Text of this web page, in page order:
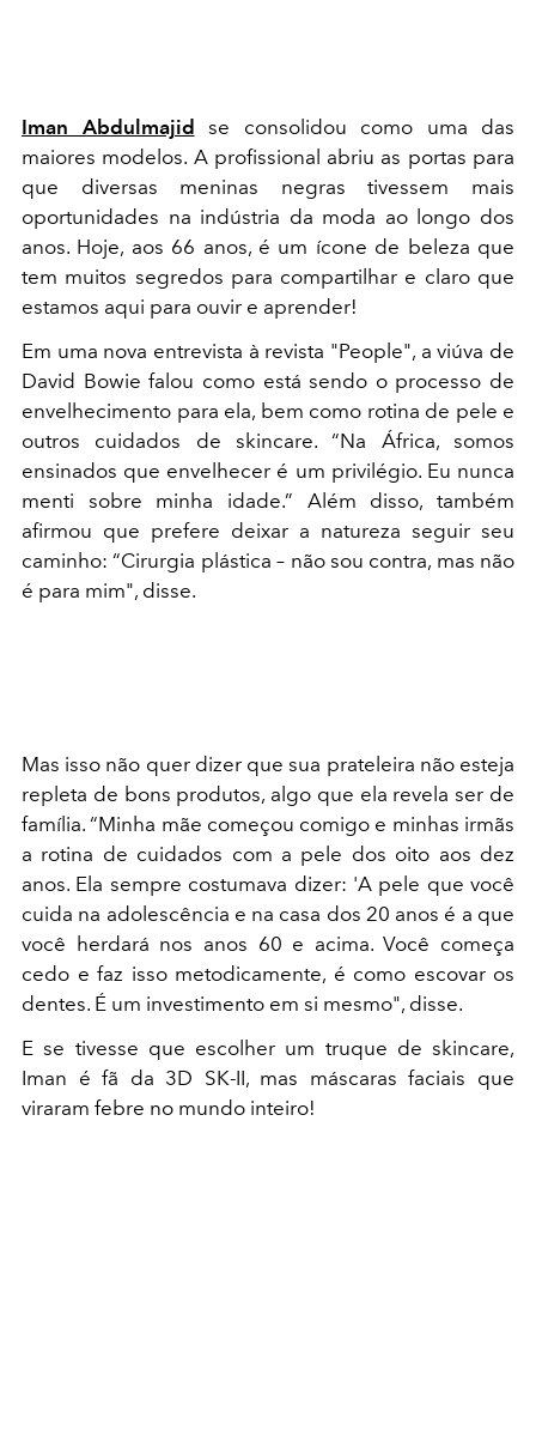
Iman Abdulmajid se consolidou como uma das
maiores modelos. A profissional abriu as portas para
que diversas meninas negras tivessem mais
oportunidades na indústria da moda ao longo dos
anos. Hoje, aos 66 anos, é um ícone de beleza que
tem muitos segredos para compartilhar e claro que
estamos aqui para ouvir e aprender!
Em uma nova entrevista à revista "People", a viúva de
David Bowie falou como está sendo o processo de
envelhecimento para ela, bem como rotina de pele e
outros cuidados de skincare. “Na África, somos
ensinados que envelhecer é um privilégio. Eu nunca
menti sobre minha idade.” Além disso, também
afirmou que prefere deixar a natureza seguir seu
caminho: “Cirurgia plástica – não sou contra, mas não
é para mim", disse.
Mas isso não quer dizer que sua prateleira não esteja
repleta de bons produtos, algo que ela revela ser de
família. “Minha mãe começou comigo e minhas irmãs
a rotina de cuidados com a pele dos oito aos dez
anos. Ela sempre costumava dizer: 'A pele que você
cuida na adolescência e na casa dos 20 anos é a que
você herdará nos anos 60 e acima. Você começa
cedo e faz isso metodicamente, é como escovar os
dentes. É um investimento em si mesmo", disse.
E se tivesse que escolher um truque de skincare,
Iman é fã da 3D SK-II, mas máscaras faciais que
viraram febre no mundo inteiro!